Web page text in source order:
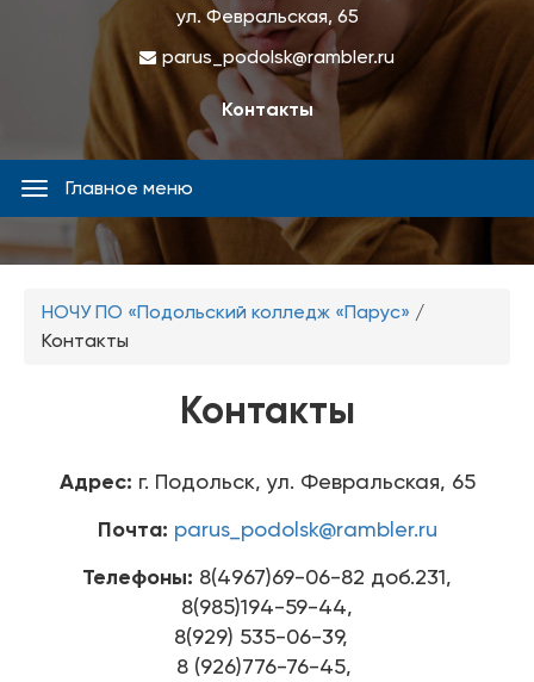
ул. Февральская, 65
parus_podolsk@rambler.ru
Контакты
Главное
меню
Главное меню
Вы
здесь
НОЧУ ПО «Подольский колледж «Парус» /
Контакты
Контакты
Адрес: г. Подольск, ул. Февральская, 65
Почта: parus_podolsk@rambler.ru
Телефоны: 8(4967)69-06-82 доб.231,
8(985)194-59-44,
8(929) 535-06-39,
8 (926)776-76-45,